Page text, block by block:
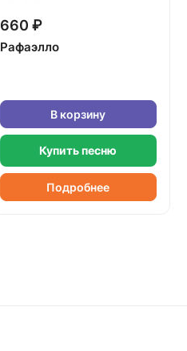
660 ₽
Рафаэлло
В корзину
Купить песню
Подробнее